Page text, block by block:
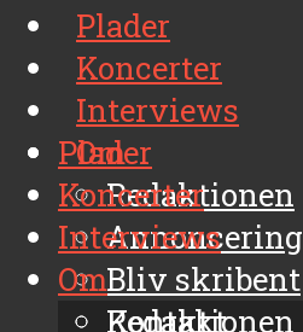
Plader
Koncerter
Interviews
Om
Redaktionen
Annoncering
Bliv skribent
Kontakt
Plader
Koncerter
Interviews
Om
Redaktionen